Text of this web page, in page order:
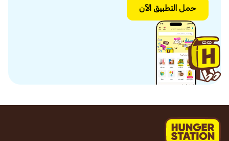
حمل التطبيق الآن